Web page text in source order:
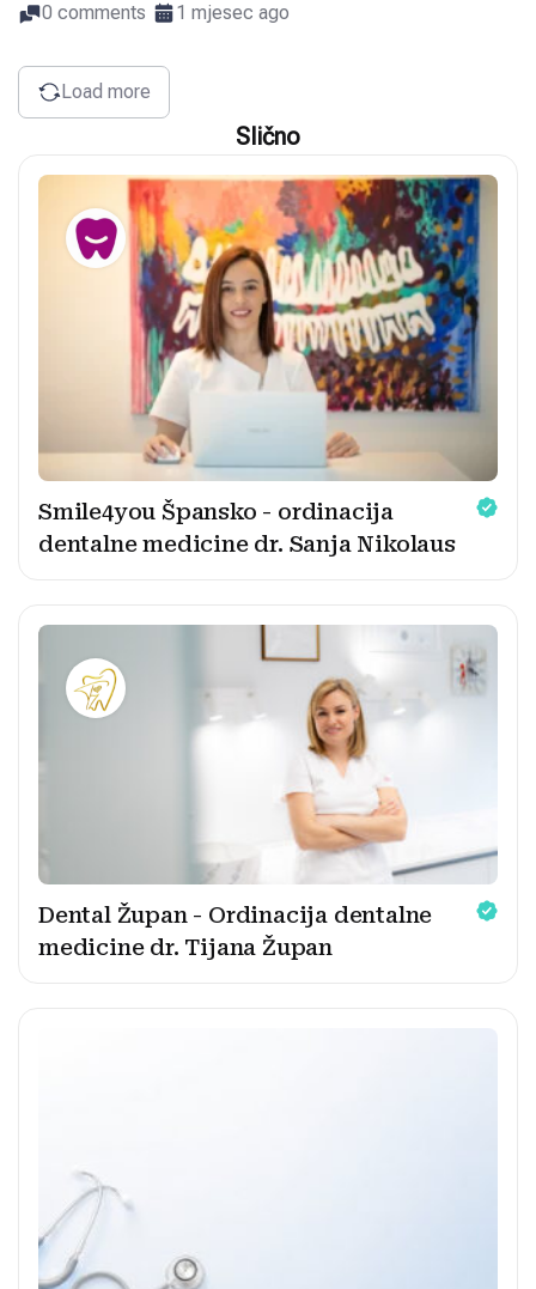
0 comments 1 mjesec ago
Load more
Slično
Smile4you Špansko - ordinacija
dentalne medicine dr. Sanja Nikolaus
Dental Župan - Ordinacija dentalne
medicine dr. Tijana Župan